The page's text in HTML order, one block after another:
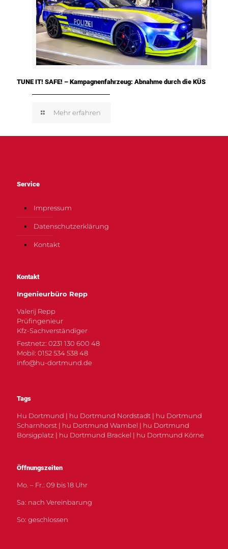
TUNE IT! SAFE! – Kampagnenfahrzeug: Abnahme durch die KÜS
Mehr erfahren
Service
Impressum
Datenschutzerklärung
Kontakt
Kontakt
Ingenieurbüro Repp
Valerij Repp
Prüfingenieur
Kfz-Sachverständiger
Festnetz: 0231 130 600 48
Mobil: 0152 534 538 48
info@hu-dortmund.de
Tags
Hu Dortmund | hu Dortmund Nordstadt | hu Dortmund
Scharnhorst | hu Dortmund Wambel | hu Dortmund
Borsigplatz | hu Dortmund Brackel | hu Dortmund Körne
Öffnungszeiten
Mo. – Fr.: 09 bis 18 Uhr
Sa: nach Vereinbarung
So: geschlossen